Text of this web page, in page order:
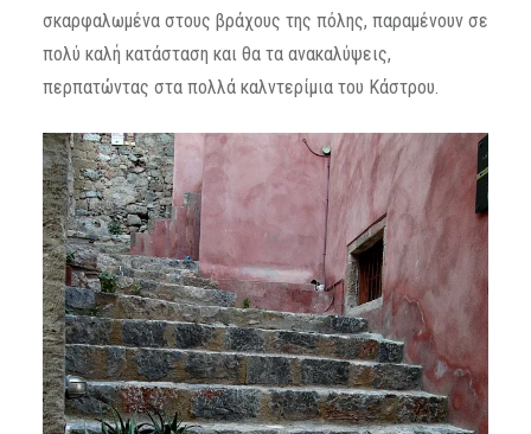
σκαρφαλωμένα στους βράχους της πόλης, παραμένουν σε
πολύ καλή κατάσταση και θα τα ανακαλύψεις,
περπατώντας στα πολλά καλντερίμια του Κάστρου.